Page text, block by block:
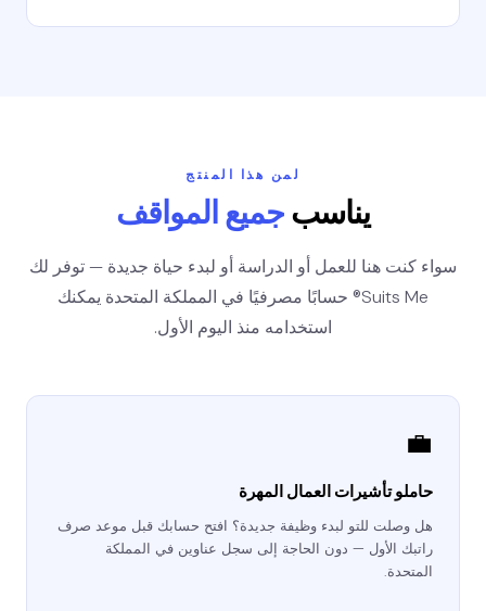
لمن هذا المنتج
يناسب جميع المواقف
سواء كنت هنا للعمل أو الدراسة أو لبدء حياة جديدة — توفر لك
Suits Me® حسابًا مصرفيًا في المملكة المتحدة يمكنك
استخدامه منذ اليوم الأول.
💼
حاملو تأشيرات العمال المهرة
هل وصلت للتو لبدء وظيفة جديدة؟ افتح حسابك قبل موعد صرف
راتبك الأول — دون الحاجة إلى سجل عناوين في المملكة
المتحدة.